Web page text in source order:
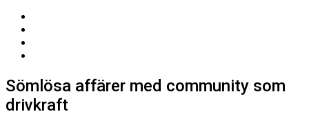
Sömlösa affärer med community som
drivkraft